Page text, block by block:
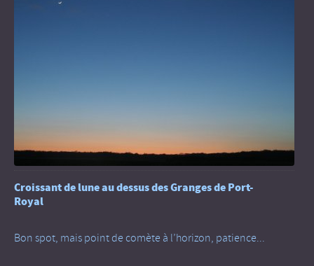
Croissant de lune au dessus des Granges de Port-
Royal
Bon spot, mais point de comète à l’horizon, patience...